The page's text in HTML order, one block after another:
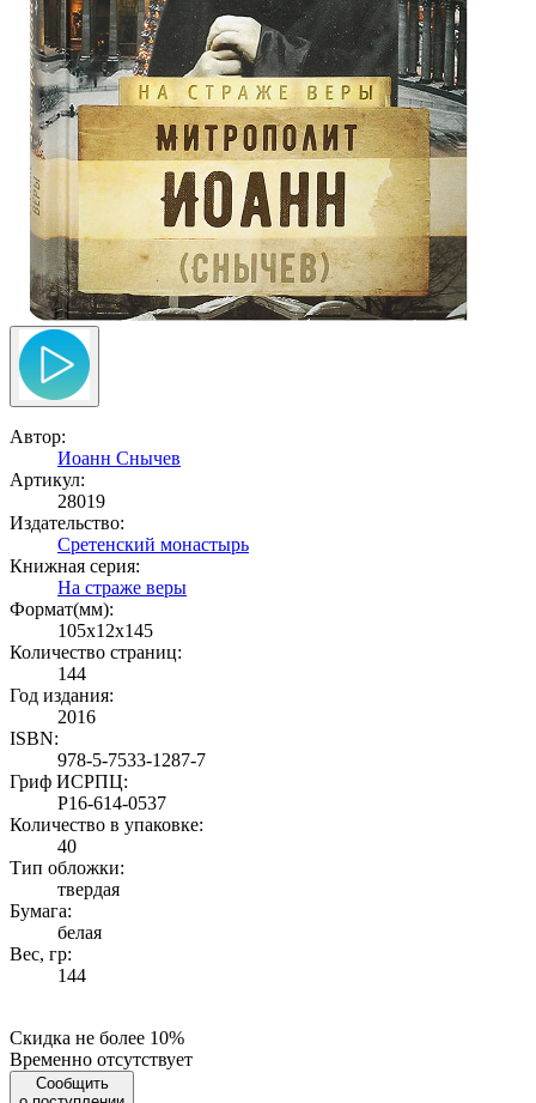
Автор:
Иоанн Снычев
Артикул:
28019
Издательство:
Сретенский монастырь
Книжная серия:
На страже веры
Формат(мм):
105x12x145
Количество страниц:
144
Год издания:
2016
ISBN:
978-5-7533-1287-7
Гриф ИСРПЦ:
Р16-614-0537
Количество в упаковке:
40
Тип обложки:
твердая
Бумага:
белая
Вес, гр:
144
Скидка не более 10%
Временно отсутствует
Сообщить